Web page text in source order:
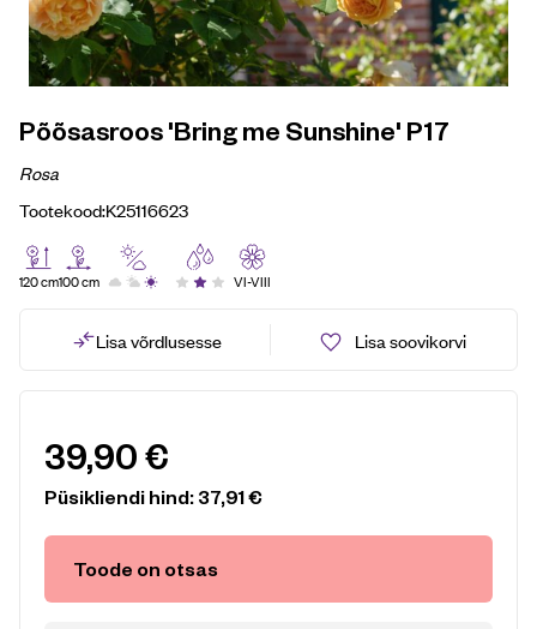
Põõsasroos 'Bring me Sunshine' P17
Rosa
Tootekood:K25116623
120 cm100 cm VI-VIII
Lisa võrdlusesse Lisa soovikorvi
39,90€
Püsikliendi hind:37,91€
Toode on otsas